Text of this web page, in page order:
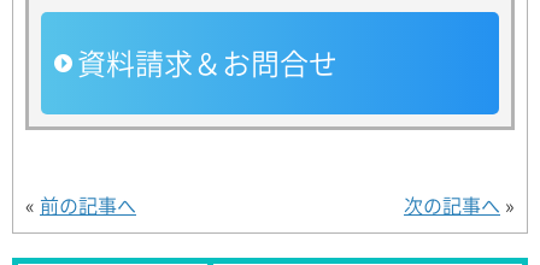
資料請求＆お問合せ
« 前の記事へ 次の記事へ »